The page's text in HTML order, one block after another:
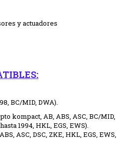
y actuadores
:
BC/MID, DWA).
kompact, AB, ABS, ASC, BC/MID,
1994, HKL, EGS, EWS).
ASC, DSC, ZKE, HKL, EGS, EWS,